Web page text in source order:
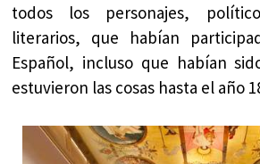
todos los personajes,
literarios, que habían
Español, incluso que habían
estuvieron las cosas hasta el año